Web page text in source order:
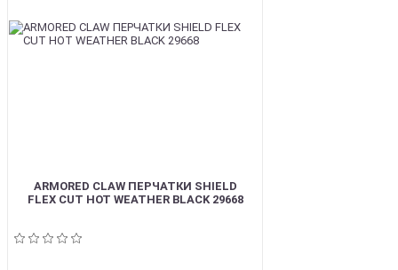
ARMORED CLAW ПЕРЧАТКИ SHIELD
FLEX CUT HOT WEATHER BLACK 29668